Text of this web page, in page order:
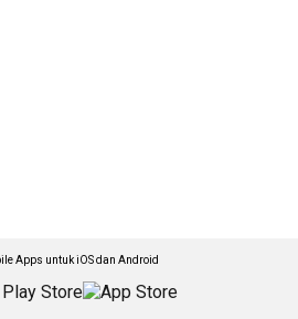
Apps untuk iOS dan Android